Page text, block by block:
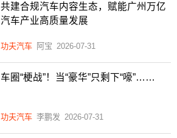
共建合规汽车内容生态，赋能广州万亿
汽车产业高质量发展
功夫汽车 阿宝 2026-07-31
车圈“梗战”！当“豪华”只剩下“嚎”……
功夫汽车 李鹏发 2026-07-31